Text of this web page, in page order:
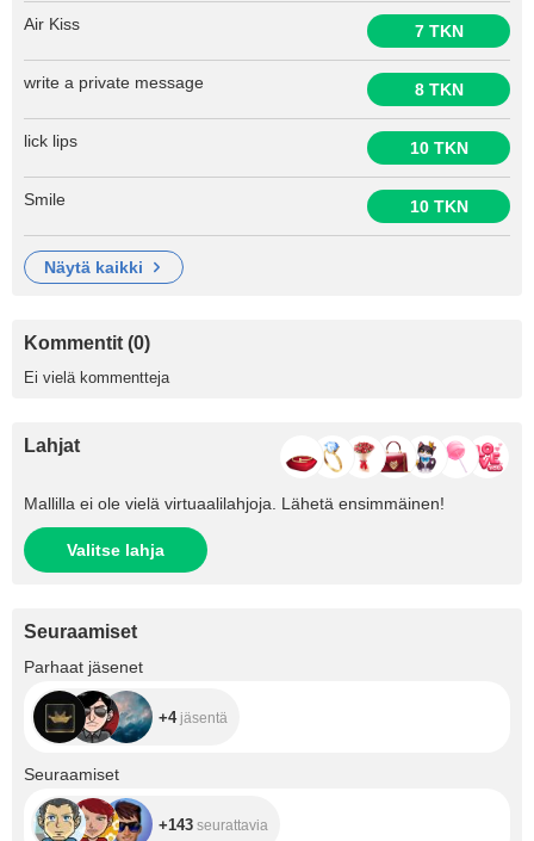
Air Kiss 7 TKN
write a private message 8 TKN
lick lips 10 TKN
Smile 10 TKN
näytä kaikki
Kommentit (0)
Ei vielä kommentteja
Lahjat
Mallilla ei ole vielä virtuaalilahjoja. Lähetä ensimmäinen!
Valitse lahja
Seuraamiset
Parhaat jäsenet
+4jäsentä
Seuraamiset
+143 seurattavia